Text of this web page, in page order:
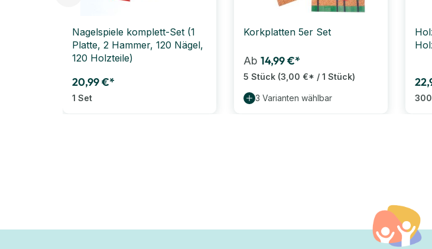
Nagelspiele komplett-Set (1
Platte, 2 Hammer, 120 Nägel,
120 Holzteile)
20,99 €*
1 Set
Korkplatten 5er Set
Ab 14,99 €*
5 Stück (3,00 €* / 1 Stück)
3 Varianten wählbar